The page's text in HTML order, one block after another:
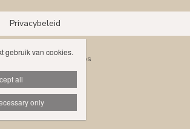
Privacybeleid
Website door Livalos
gebruik van cookies.
all
only